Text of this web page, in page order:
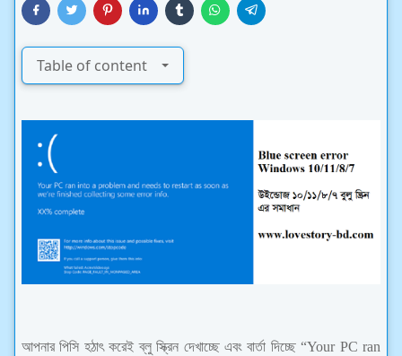
Table of content
আপনার পিসি হঠাৎ করেই ব্লু স্ক্রিন দেখাচ্ছে এবং বার্তা দিচ্ছে “Your PC ran